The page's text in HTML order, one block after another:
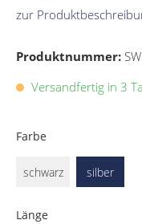
zur
Produktnummer:
Versandfertig in 3
Farbe
schwarz silber
Länge